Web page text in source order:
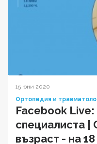
15 юни 2020
Ортопедия и
Facebook
специалиста |
възраст - на